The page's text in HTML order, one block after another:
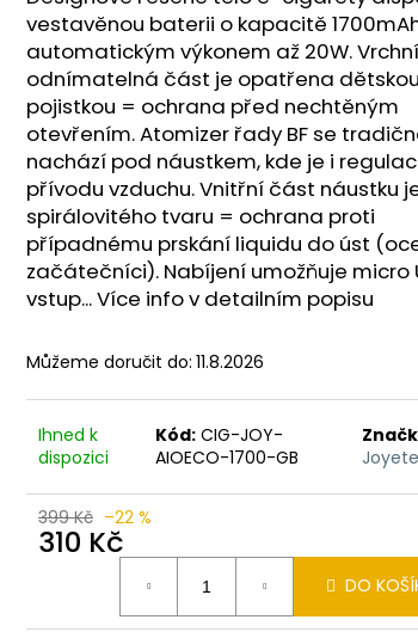
vestavěnou baterii o kapacitě
automatickým výkonem až 20W. Vrchní
odnímatelná část je opatřena dětskou
pojistkou = ochrana před nechtěným
otevřením. Atomizer řady BF se
nachází pod náustkem, kde je i
přívodu vzduchu. Vnitřní část náustku
spirálovitého tvaru = ochrana proti
případnému prskání liquidu do úst
začátečníci). Nabíjení umožňuje micro
vstup... Více info v detailním popisu
Můžeme doručit do: 11.8.2026
Ihned k
dispozici
Kód: CIG-JOY-
AIOECO-1700-GB
399 Kč –22 %
310 Kč
DO
LIQUA AMERICAN BLEND 10ML-
MÍCHANÝ TABÁK)